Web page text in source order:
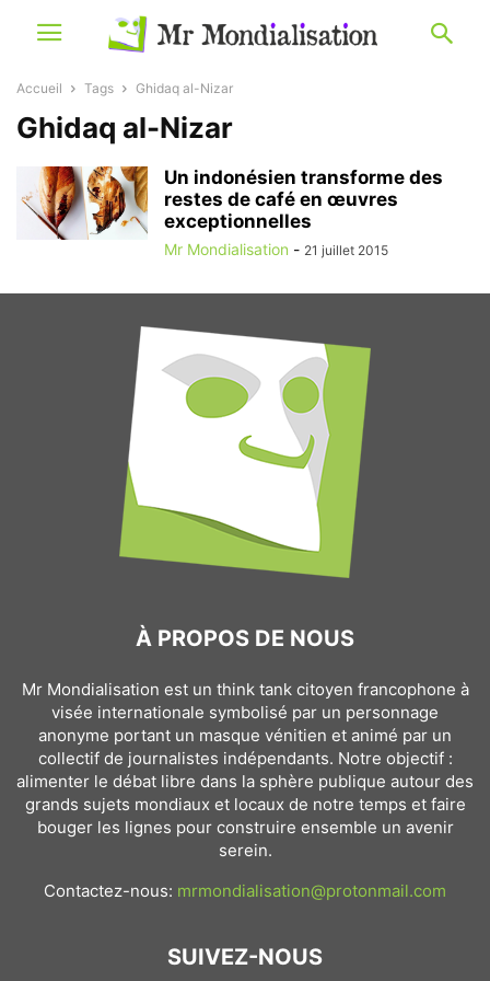
Accueil Tags Ghidaq al-Nizar
Ghidaq al-Nizar
Un indonésien transforme des
restes de café en œuvres
exceptionnelles
Mr Mondialisation - 21 juillet 2015
À PROPOS DE NOUS
Mr Mondialisation est un think tank citoyen francophone à
visée internationale symbolisé par un personnage
anonyme portant un masque vénitien et animé par un
collectif de journalistes indépendants. Notre objectif :
alimenter le débat libre dans la sphère publique autour des
grands sujets mondiaux et locaux de notre temps et faire
bouger les lignes pour construire ensemble un avenir
serein.
Contactez-nous: mrmondialisation@protonmail.com
SUIVEZ-NOUS